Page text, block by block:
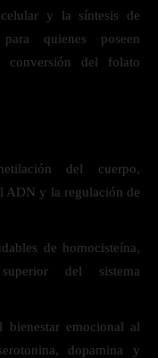
y la síntesis de
quienes poseen
conversión del folato
del cuerpo,
ADN y la regulación de
de homocisteína,
del sistema
emocional al
dopamina y